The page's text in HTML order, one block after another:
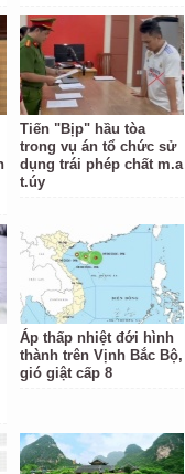
Tiến "Bịp" hầu tòa
trong vụ án tổ chức sử
dụng trái phép chất m.a
t.úy
Áp thấp nhiệt đới hình
thành trên Vịnh Bắc Bộ,
gió giật cấp 8